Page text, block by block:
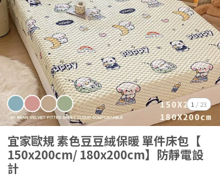
1 / 23
宜家歐規 素色豆豆絨保暖 單件床包【
150x200cm/ 180x200cm】防靜電設
計